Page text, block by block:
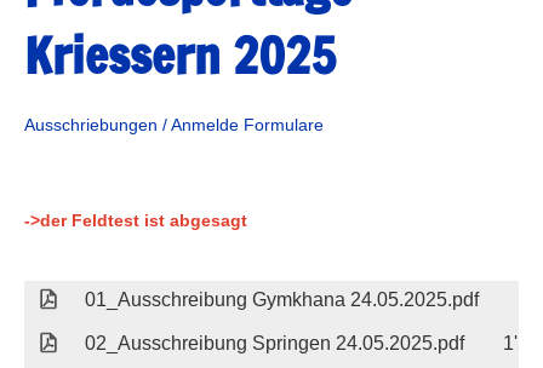
Kriessern 2025
Ausschriebungen / Anmelde Formulare
->der Feldtest ist abgesagt
01_Ausschreibung Gymkhana 24.05.2025.pdf
02_Ausschreibung Springen 24.05.2025.pdf